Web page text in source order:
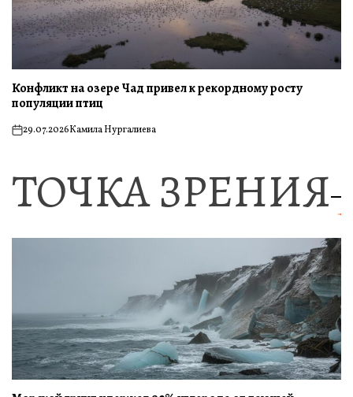
Конфликт на озере Чад привел к рекордному росту
популяции птиц
on29.07.2026Камила Нургалиева
ТОЧКА ЗРЕНИЯ